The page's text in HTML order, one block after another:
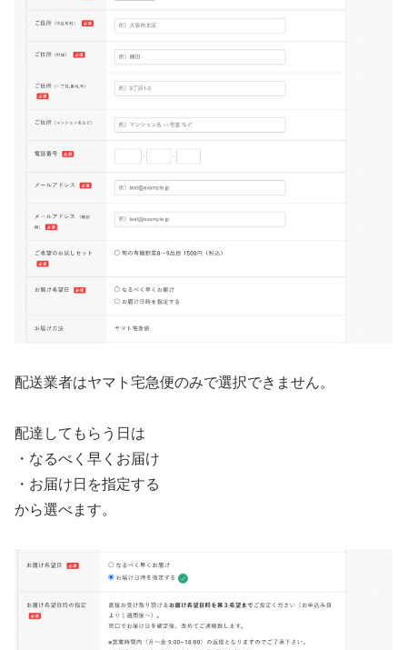
配送業者はヤマト宅急便のみで選択できません。
配達してもらう日は
・なるべく早くお届け
・お届け日を指定する
から選べます。